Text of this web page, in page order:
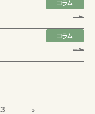
コラム
コラム
3 »